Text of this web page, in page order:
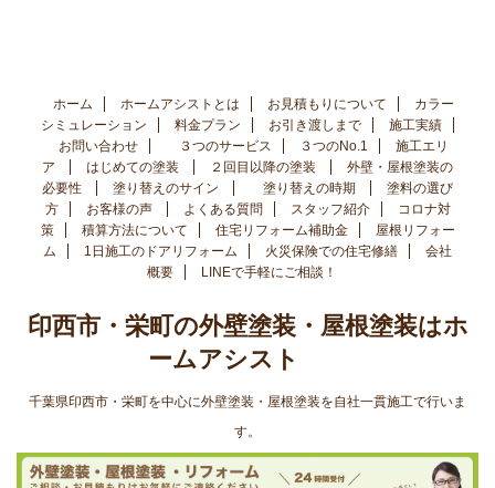
ホーム ホームアシストとは お見積もりについて
カラー
シミュレーション
料金プラン お引き渡しまで
施工実績
お問い合わせ
３つのサービス ３つのNo.1
施工エリ
ア
はじめての塗装 ２回目以降の塗装
外壁・屋根塗装の
必要性
塗り替えのサイン 塗り替えの時期
塗料の選び
方
お客様の声 よくある質問 スタッフ紹介
コロナ対
策
積算方法について 住宅リフォーム補助金
屋根リフォー
ム
1日施工のドアリフォーム 火災保険での住宅修繕
会社
概要
LINEで手軽にご相談！
印西市・栄町の外壁塗装・屋根塗装はホ
ームアシスト
千葉県印西市・栄町を中心に外壁塗装・屋根塗装を自社一貫施工で行いま
す。